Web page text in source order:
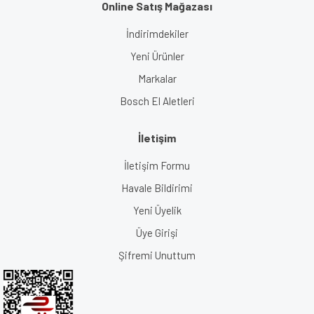
Online Satış Mağazası
İndirimdekiler
Yeni Ürünler
Markalar
Bosch El Aletleri
İletişim
İletişim Formu
Havale Bildirimi
Yeni Üyelik
Üye Girişi
Şifremi Unuttum